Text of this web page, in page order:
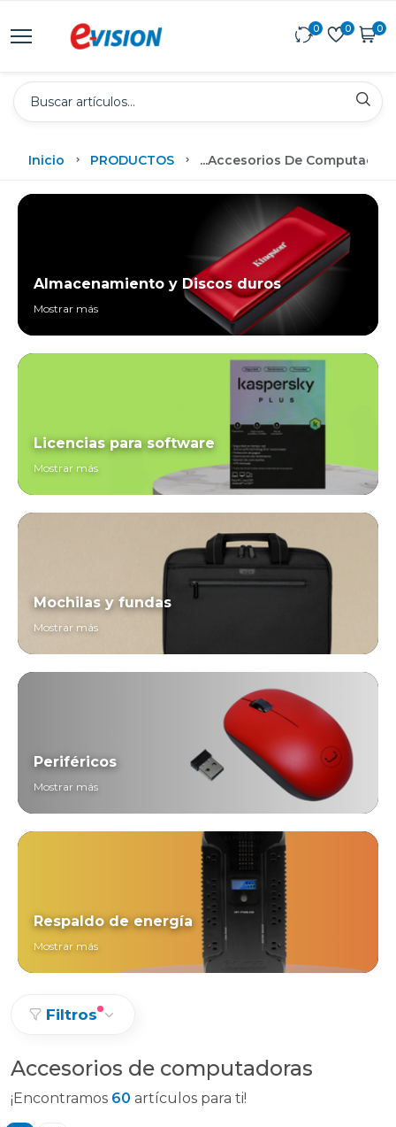
0 0 0
Inicio PRODUCTOS ...Accesorios De
Almacenamiento y Discos duros
Mostrar más
Licencias para software
Mostrar más
Mochilas y fundas
Mostrar más
Periféricos
Mostrar más
Respaldo de energía
Mostrar más
Filtros
Accesorios de computadoras
¡Encontramos 60 artículos para ti!